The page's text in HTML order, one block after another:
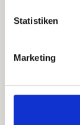
Statistiken
Marketing